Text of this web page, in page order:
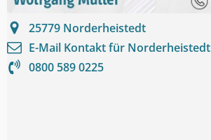
25779 Norderheistedt
E-Mail Kontakt für Norderheistedt
0800 589 0225